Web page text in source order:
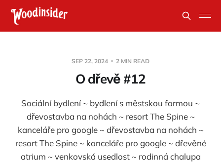
SEP 22, 2024 2 MIN READ
O dřevě #12
Sociální bydlení ~ bydlení s městskou farmou ~
dřevostavba na nohách ~ resort The Spine ~
kanceláře pro google ~ dřevostavba na nohách ~
resort The Spine ~ kanceláře pro google ~ dřevěné
atrium ~ venkovská usedlost ~ rodinná chalupa